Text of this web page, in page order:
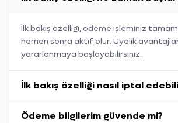
İlk bakış özelliği, ödeme işleminiz
hemen sonra aktif olur. Üyelik
yararlanmaya başlayabilirsiniz.
İlk bakış özelliği nasıl iptal
Ödeme bilgilerim güvende mi?